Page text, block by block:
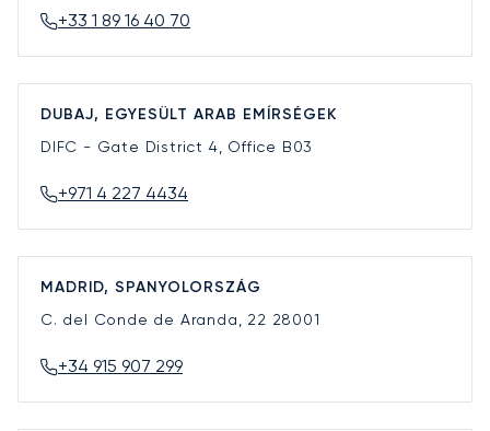
+33 1 89 16 40 70
DUBAJ, EGYESÜLT ARAB EMÍRSÉGEK
DIFC - Gate District 4, Office B03
+971 4 227 4434
MADRID, SPANYOLORSZÁG
C. del Conde de Aranda, 22 28001
+34 915 907 299